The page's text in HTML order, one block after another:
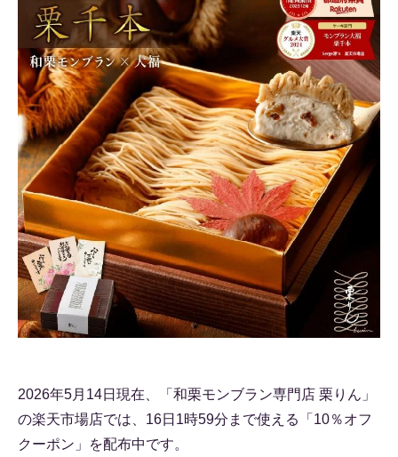
2026年5月14日現在、「和栗モンブラン専門店 栗りん」
の楽天市場店では、16日1時59分まで使える「10％オフ
クーポン」を配布中です。